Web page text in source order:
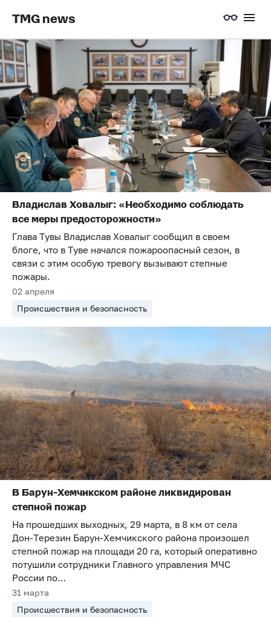
TMG news
Владислав Ховалыг: «Необходимо соблюдать
все меры предосторожности»
Глава Тувы Владислав Ховалыг сообщил в своем
блоге, что в Туве начался пожароопасный сезон, в
связи с этим особую тревогу вызывают степные
пожары.
02 апреля
Происшествия и безопасность
В Барун-Хемчикском районе ликвидирован
степной пожар
На прошедших выходных, 29 марта, в 8 км от села
Дон-Терезин Барун-Хемчикского района произошел
степной пожар на площади 20 га, который оперативно
потушили сотрудники Главного управления МЧС
России по…
31 марта
Происшествия и безопасность